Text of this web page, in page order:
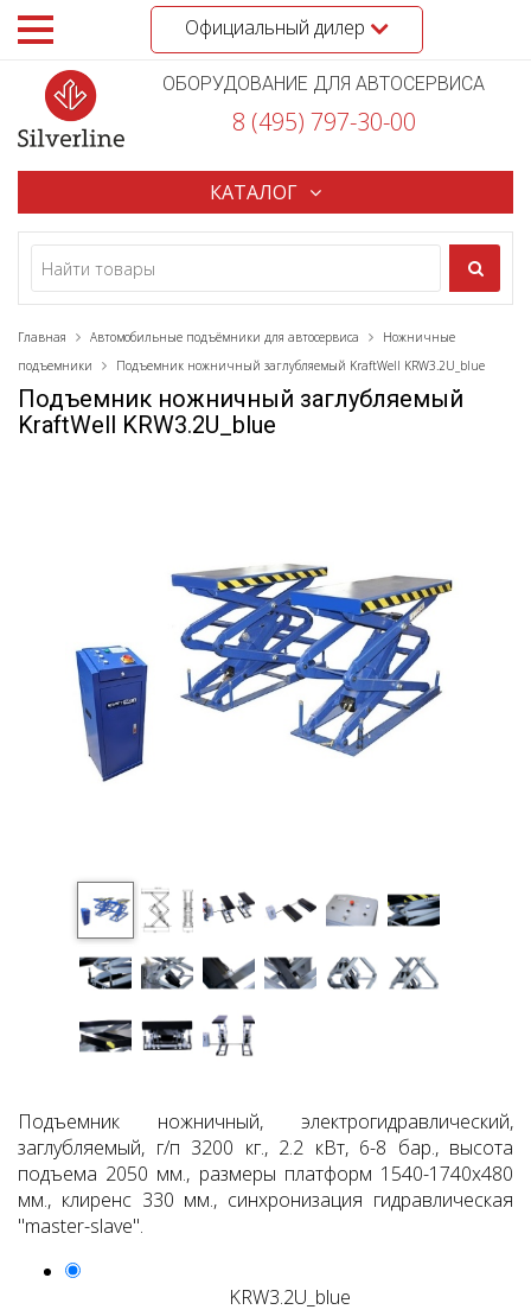
Официальный дилер
ОБОРУДОВАНИЕ ДЛЯ АВТОСЕРВИСА
8 (495) 797-30-00
КАТАЛОГ
Главная Автомобильные подъёмники для автосервиса
Ножничные
подъемники
Подъемник ножничный заглубляемый KraftWell KRW3.2U_blue
Подъемник ножничный заглубляемый
KraftWell KRW3.2U_blue
Подъемник ножничный, электрогидравлический,
заглубляемый, г/п 3200 кг., 2.2 кВт, 6-8 бар., высота
подъема 2050 мм., размеры платформ 1540-1740х480
мм., клиренс 330 мм., синхронизация гидравлическая
"master-slave".
KRW3.2U_blue